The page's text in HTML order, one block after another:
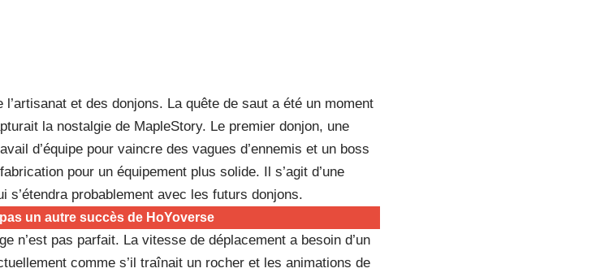
l’artisanat et des donjons. La quête de saut a été un moment
la nostalgie de MapleStory. Le premier donjon, une
d’équipe pour vaincre des vagues d’ennemis et un boss
pour un équipement plus solide. Il s’agit d’une
s’étendra probablement avec les futurs donjons.
un autre succès de HoYoverse
n’est pas parfait. La vitesse de déplacement a besoin d’un
comme s’il traînait un rocher et les animations de